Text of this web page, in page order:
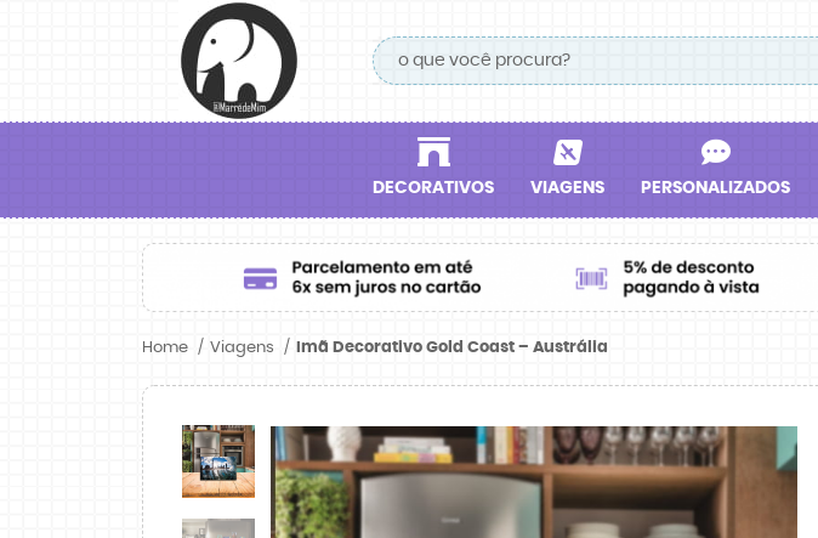
DECORATIVOS VIAGENS PERSONALIZADOS
Home Viagens Imã Decorativo Gold Coast – Austrália